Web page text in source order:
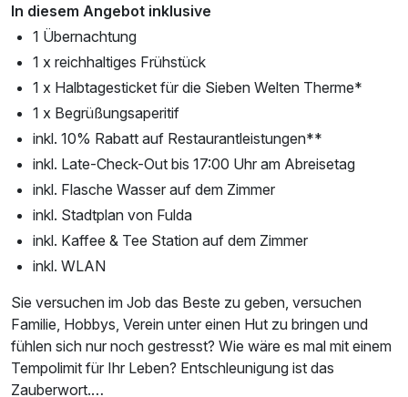
In diesem Angebot inklusive
1 Übernachtung
1 x reichhaltiges Frühstück
1 x Halbtagesticket für die Sieben Welten Therme*
1 x Begrüßungsaperitif
inkl. 10% Rabatt auf Restaurantleistungen**
inkl. Late-Check-Out bis 17:00 Uhr am Abreisetag
inkl. Flasche Wasser auf dem Zimmer
inkl. Stadtplan von Fulda
inkl. Kaffee & Tee Station auf dem Zimmer
inkl. WLAN
Sie versuchen im Job das Beste zu geben, versuchen
Familie, Hobbys, Verein unter einen Hut zu bringen und
fühlen sich nur noch gestresst? Wie wäre es mal mit einem
Tempolimit für Ihr Leben? Entschleunigung ist das
Zauberwort.